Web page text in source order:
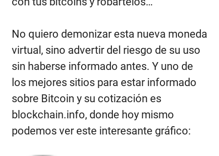
No quiero demonizar esta nueva moneda
virtual, sino advertir del riesgo de su uso
sin haberse informado antes. Y uno de
los mejores sitios para estar informado
sobre Bitcoin y su cotización es
blockchain.info, donde hoy mismo
podemos ver este interesante gráfico: